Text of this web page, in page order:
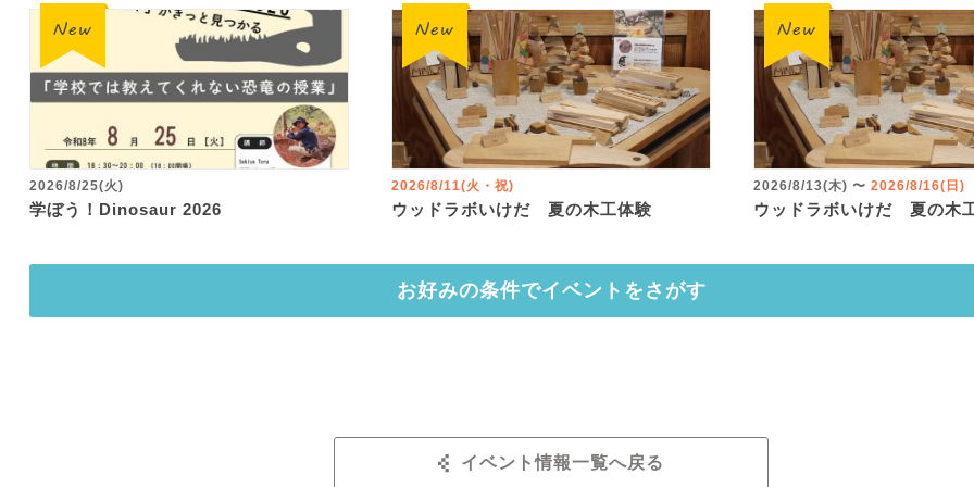
2026/8/25(火)
学ぼう！Dinosaur 2026
2026/8/11(火・祝)
ウッドラボいけだ 夏の木工体験
2026/8/13(木) 〜 2026/8/16(日)
ウッドラボいけだ 夏の木
お好みの条件でイベントをさがす
イベント情報一覧へ戻る